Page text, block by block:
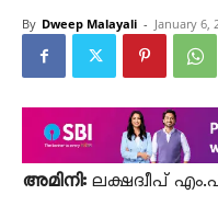
By Dweep Malayali - January 6,
അമിനി:ലക്ഷദ്വീപ്